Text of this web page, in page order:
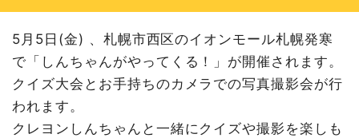
5月5日(金) 、札幌市西区のイオンモール札幌発寒
で「しんちゃんがやってくる！」が開催されます。
クイズ大会とお手持ちのカメラでの写真撮影会が行
われます。
クレヨンしんちゃんと一緒にクイズや撮影を楽しも